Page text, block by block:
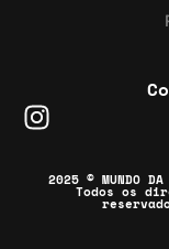
2025 © MUNDO
Todos os